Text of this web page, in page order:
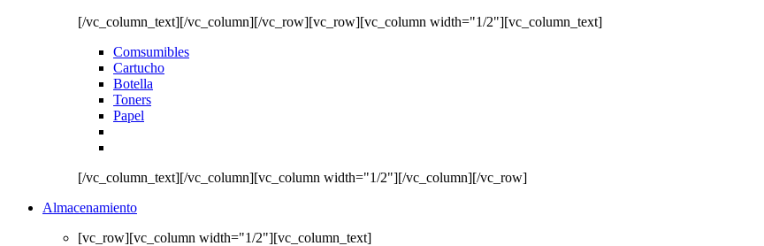
[/vc_column_text][/vc_column][/vc_row][vc_row][vc_column width="1/2"][vc_column_text]
Comsumibles
Cartucho
Botella
Toners
Papel
[/vc_column_text][/vc_column][vc_column width="1/2"][/vc_column][/vc_row]
Almacenamiento
[vc_row][vc_column width="1/2"][vc_column_text]